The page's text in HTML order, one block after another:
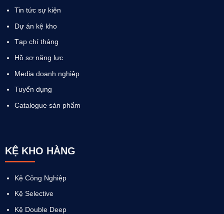
Tin tức sự kiện
Dự án kệ kho
Tạp chí tháng
Hồ sơ năng lực
Media doanh nghiệp
Tuyển dụng
Catalogue sản phẩm
KỆ KHO HÀNG
Kệ Công Nghiệp
Kệ Selective
Kệ Double Deep